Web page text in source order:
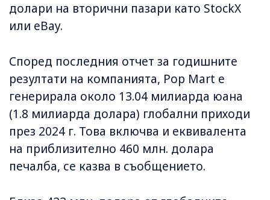
долари на вторични пазари като StockX
или eBay.
Според последния отчет за годишните
резултати на компанията, Pop Mart е
генерирала около 13.04 милиарда юана
(1.8 милиарда долара) глобални приходи
през 2024 г. Това включва и еквивалента
на приблизително 460 млн. долара
печалба, се казва в съобщението.